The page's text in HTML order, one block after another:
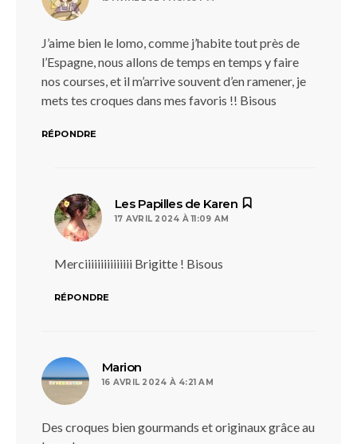
J’aime bien le lomo, comme j’habite tout près de
l’Espagne, nous allons de temps en temps y faire
nos courses, et il m’arrive souvent d’en ramener, je
mets tes croques dans mes favoris !! Bisous
RÉPONDRE
Les Papilles de Karen
17 AVRIL 2024 À 11:09 AM
Merciiiiiiiiiiiiiii Brigitte ! Bisous
RÉPONDRE
Marion
16 AVRIL 2024 À 4:21 AM
Des croques bien gourmands et originaux grâce au